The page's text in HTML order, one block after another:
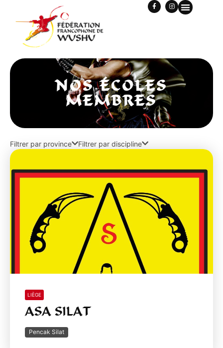
NOS ÉCOLES
MEMBRES
Filtrer par province Filtrer par discipline
LIÈGE
ASA SILAT
Pencak Silat